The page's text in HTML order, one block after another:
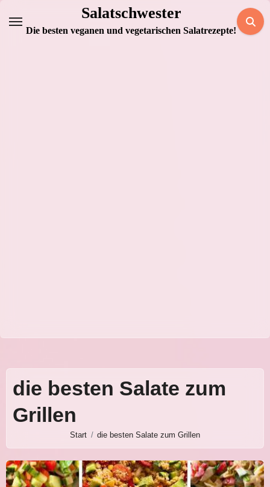
Inhalt
Salatschwester
Die besten veganen und vegetarischen Salatrezepte!
die besten Salate zum
Grillen
Start die besten Salate zum Grillen